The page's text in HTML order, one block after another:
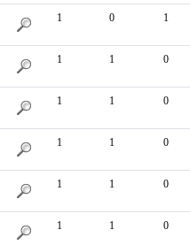
1 0 1
1 1 0
1 1 0
1 1 0
1 1 0
1 1 0